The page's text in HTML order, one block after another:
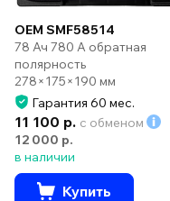
OEM SMF58514
78 Ач 780 А обратная
полярность
278×175×190 мм
Гарантия 60 мес.
11 100 р. с обменом
12 000 р.
в наличии
Купить